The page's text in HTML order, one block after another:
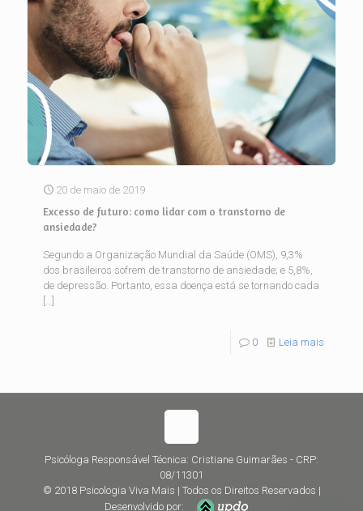
20 de maio de 2019
Excesso de futuro: como lidar com o transtorno de
ansiedade?
Segundo a Organização Mundial da Saúde (OMS), 9,3%
dos brasileiros sofrem de transtorno de ansiedade; e 5,8%,
de depressão. Portanto, essa doença está se tornando cada
[…]
0 Leia mais
Psicóloga Responsável Técnica: Cristiane Guimarães - CRP:
08/11301
© 2018 Psicologia Viva Mais | Todos os Direitos Reservados |
Desenvolvido por: